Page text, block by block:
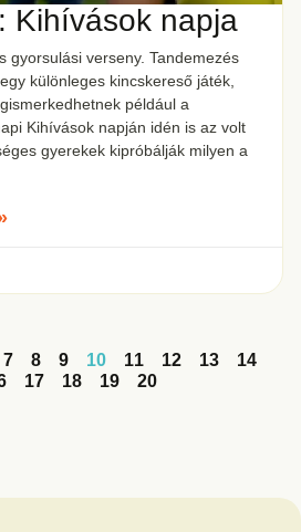
Kihívások napja
gyorsulási verseny. Tandemezés
különleges kincskereső játék,
például a
Kihívások napján idén is az volt
gyerekek kipróbálják milyen a
7 8 9 10 11 12 13
14
17 18 19 20